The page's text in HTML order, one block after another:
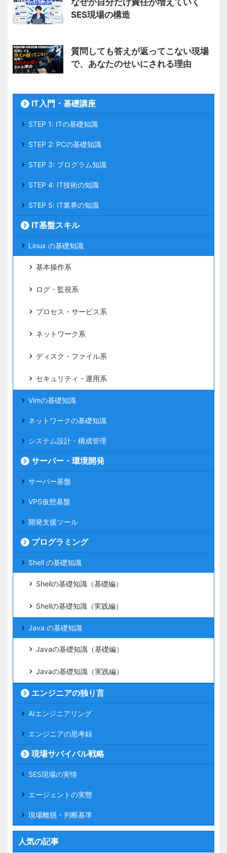
SES現場の構造
質問しても答えが返ってこない現場
で、あなたのせいにされる理由
IT入門・基礎講座
STEP 1: ITの基礎知識
STEP 2: PCの基礎知識
STEP 3: プログラム知識
STEP 4: IT技術の知識
STEP 5: IT業界の知識
IT基盤スキル
Linux の基礎知識
基本操作系
ログ・監視系
プロセス・サービス系
ネットワーク系
ディスク・ファイル系
セキュリティ・運用系
Vimの基礎知識
ネットワークの基礎知識
システム設計・構成管理
サーバー・環境開発
サーバー基盤
VPS仮想基盤
開発支援ツール
プログラミング
Shell の基礎知識
Shellの基礎知識（基礎編）
Shellの基礎知識（実践編）
Java の基礎知識
Javaの基礎知識（基礎編）
Javaの基礎知識（実践編）
エンジニアの独り言
AIエンジニアリング
エンジニアの思考録
現場サバイバル戦略
SES現場の実情
エージェントの実態
現場離脱・判断基準
人気の記事